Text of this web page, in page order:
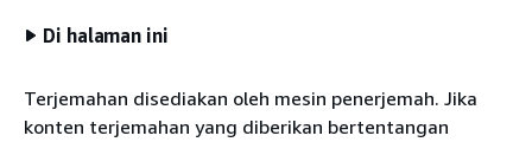
Di halaman ini
Terjemahan disediakan oleh mesin penerjemah. Jika
konten terjemahan yang diberikan bertentangan